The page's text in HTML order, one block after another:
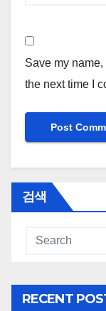
Save my
the next time I
검색
RECENT